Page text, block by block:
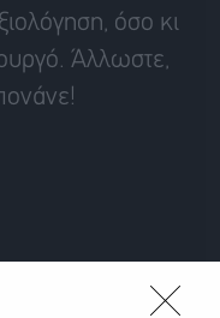
όσο κι
Άλλωστε,